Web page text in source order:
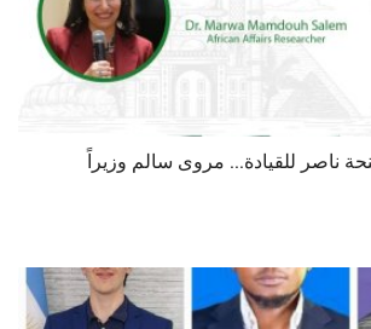
ناصر للقيادة... مروى سالم وزيراً